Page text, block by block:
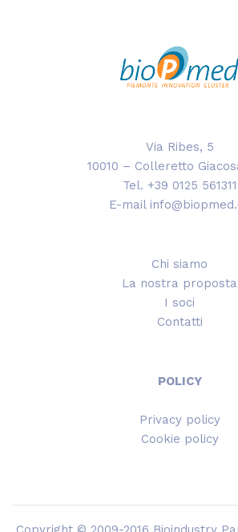
Via Ribes, 5
10010 – Colleretto
Tel. +39 0125 561311
E-mail
Chi siamo
La nostra proposta
I soci
Contatti
POLICY
Privacy policy
Cookie policy